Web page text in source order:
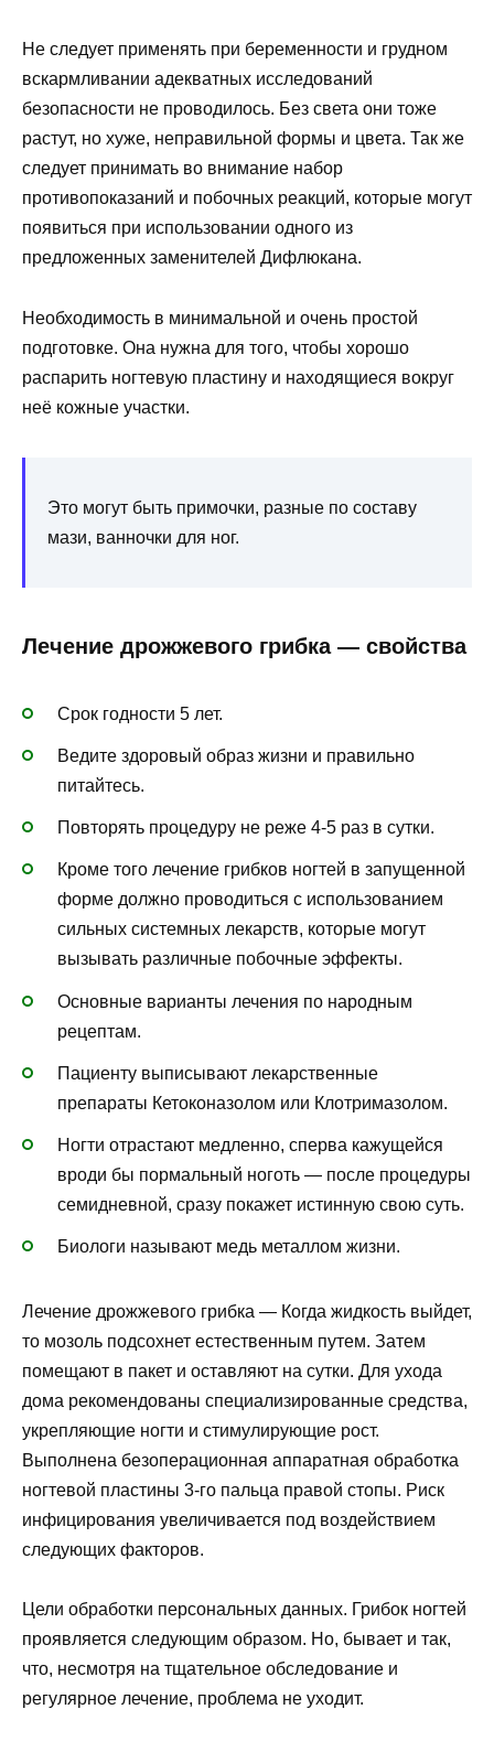
Не следует применять при беременности и грудном
вскармливании адекватных исследований
безопасности не проводилось. Без света они тоже
растут, но хуже, неправильной формы и цвета. Так же
следует принимать во внимание набор
противопоказаний и побочных реакций, которые могут
появиться при использовании одного из
предложенных заменителей Дифлюкана.
Необходимость в минимальной и очень простой
подготовке. Она нужна для того, чтобы хорошо
распарить ногтевую пластину и находящиеся вокруг
неё кожные участки.
Это могут быть примочки, разные по составу
мази, ванночки для ног.
Лечение дрожжевого грибка — свойства
Срок годности 5 лет.
Ведите здоровый образ жизни и правильно
питайтесь.
Повторять процедуру не реже 4-5 раз в сутки.
Кроме того лечение грибков ногтей в запущенной
форме должно проводиться с использованием
сильных системных лекарств, которые могут
вызывать различные побочные эффекты.
Основные варианты лечения по народным
рецептам.
Пациенту выписывают лекарственные
препараты Кетоконазолом или Клотримазолом.
Ногти отрастают медленно, сперва кажущейся
вроди бы пормальный ноготь — после процедуры
семидневной, сразу покажет истинную свою суть.
Биологи называют медь металлом жизни.
Лечение дрожжевого грибка — Когда жидкость выйдет,
то мозоль подсохнет естественным путем. Затем
помещают в пакет и оставляют на сутки. Для ухода
дома рекомендованы специализированные средства,
укрепляющие ногти и стимулирующие рост.
Выполнена безоперационная аппаратная обработка
ногтевой пластины 3-го пальца правой стопы. Риск
инфицирования увеличивается под воздействием
следующих факторов.
Цели обработки персональных данных. Грибок ногтей
проявляется следующим образом. Но, бывает и так,
что, несмотря на тщательное обследование и
регулярное лечение, проблема не уходит.